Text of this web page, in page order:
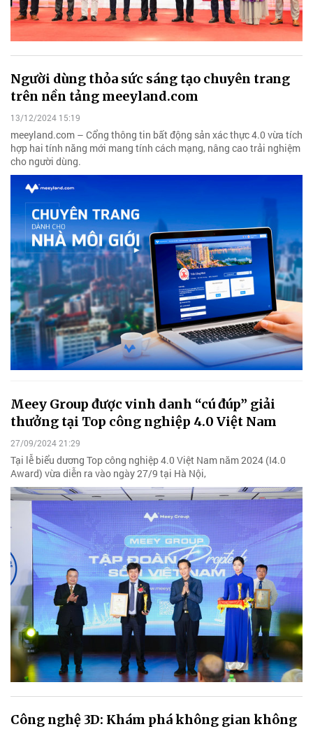
Người dùng thỏa sức sáng tạo chuyên trang
trên nền tảng meeyland.com
13/12/2024 15:19
meeyland.com – Cổng thông tin bất động sản xác thực 4.0 vừa tích
hợp hai tính năng mới mang tính cách mạng, nâng cao trải nghiệm
cho người dùng.
Meey Group được vinh danh “cú đúp” giải
thưởng tại Top công nghiệp 4.0 Việt Nam
27/09/2024 21:29
Tại lễ biểu dương Top công nghiệp 4.0 Việt Nam năm 2024 (I4.0
Award) vừa diễn ra vào ngày 27/9 tại Hà Nội,
Công nghệ 3D: Khám phá không gian không